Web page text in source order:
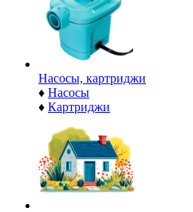
Насосы, картриджи
♦ Насосы
♦ Картриджи